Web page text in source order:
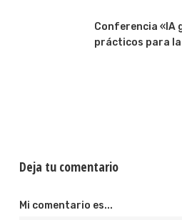
Conferencia «IA
prácticos para
Deja tu comentario
Mi comentario es...